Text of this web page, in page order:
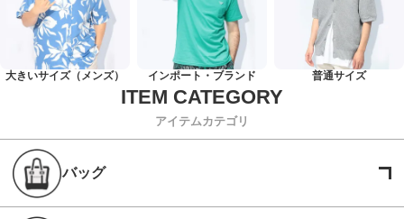
大きいサイズ（メンズ） インポート・ブランド 普通サイズ
アイテムカテゴリ
バッグ